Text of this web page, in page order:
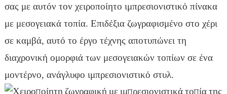
σας με αυτόν τον χειροποίητο ιμπρεσιονιστικό πίνακα
με μεσογειακά τοπία. Επιδέξια ζωγραφισμένο στο χέρι
σε καμβά, αυτό το έργο τέχνης αποτυπώνει τη
διαχρονική ομορφιά των μεσογειακών τοπίων σε ένα
μοντέρνο, ανάγλυφο ιμπρεσιονιστικό στυλ.